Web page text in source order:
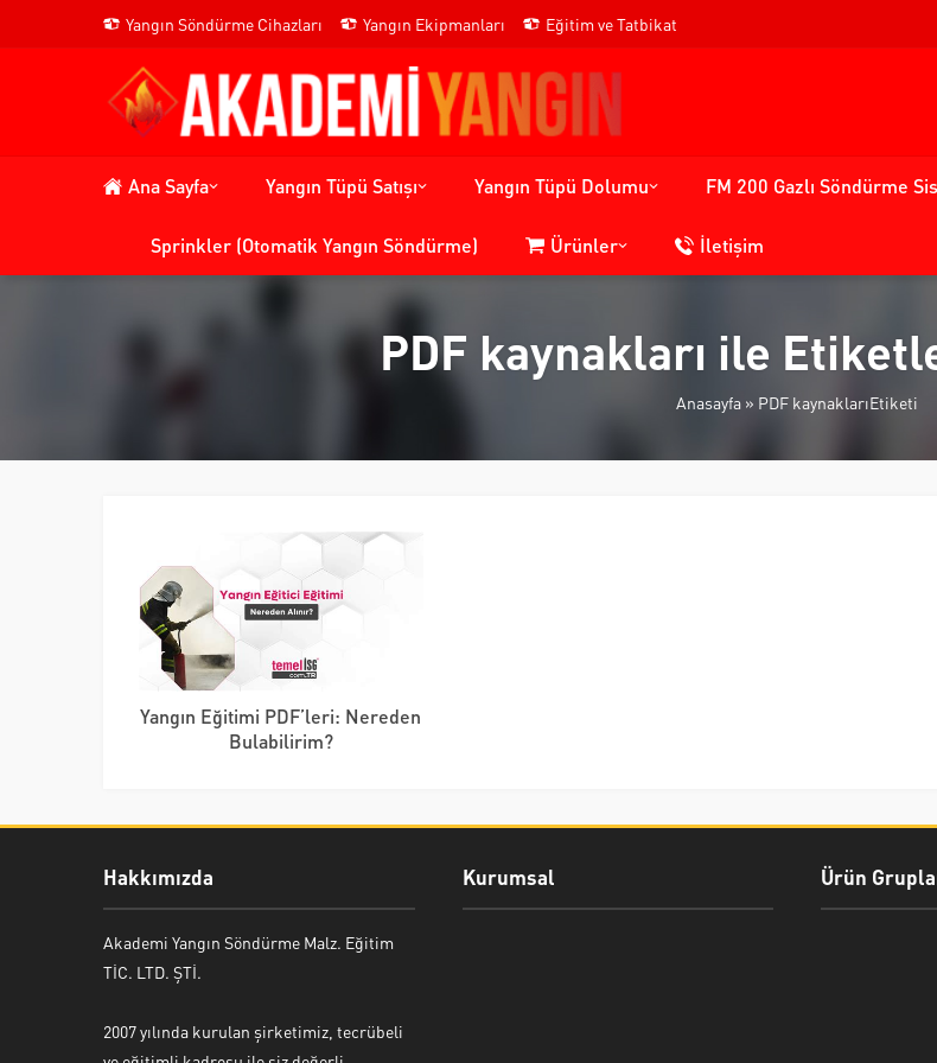
Yangın Söndürme Cihazları Yangın Ekipmanları Eğitim ve Tatbikat
Ana Sayfa Yangın Tüpü Satışı Yangın Tüpü Dolumu FM 200 Gazlı Söndürme
Sprinkler (Otomatik Yangın Söndürme) Ürünler İletişim
PDF kaynakları ile
Anasayfa » PDF kaynaklarıEtiketi
Yangın Eğitimi PDF’leri: Nereden
Bulabilirim?
Hakkımızda
Akademi Yangın Söndürme Malz. Eğitim
TİC. LTD. ŞTİ.
2007 yılında kurulan şirketimiz, tecrübeli
Kurumsal Ürün